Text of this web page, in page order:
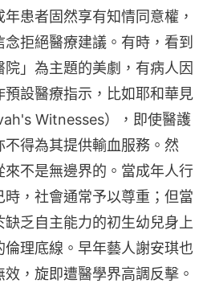
患者固然享有知情同意權，
拒絕醫療建議。有時，看到
」為主題的美劇，有病人因
設醫療指示，比如耶和華見
Witnesses），即使醫護
得為其提供輸血服務。然
不是無邊界的。當成年人行
，社會通常予以尊重；但當
乏自主能力的初生幼兒身上
理底線。早年藝人謝安琪也
，旋即遭醫學界高調反擊。